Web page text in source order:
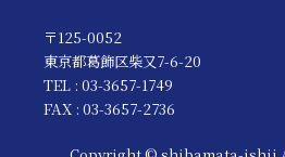
〒125-0052
東京都葛飾区柴又7-6-20
TEL : 03-3657-1749
FAX : 03-3657-2736